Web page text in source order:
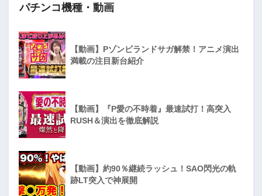
パチンコ機種・動画
【動画】Pゾンビランドサガ解禁！アニメ演出
満載の注目新台紹介
【動画】『P愛の不時着』最速試打！高突入
RUSH＆演出を徹底解説
【動画】約90％継続ラッシュ！SAO閃光の軌
跡LT突入で神展開